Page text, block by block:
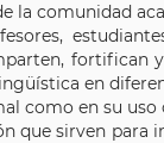
la comunidad
fortifican
en
como en su uso
que sirven para